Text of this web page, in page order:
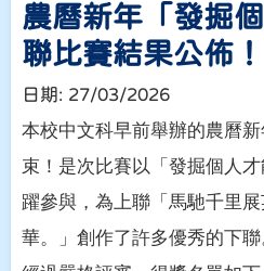
農曆新年「發掘
聯比賽結果公佈！
日期: 27/03/2026
本校中文科早前舉辦的農曆
束！是次比賽以「發掘個人
躍參與，為上聯「馬馳千里
華。」創作了許多優秀的下聯